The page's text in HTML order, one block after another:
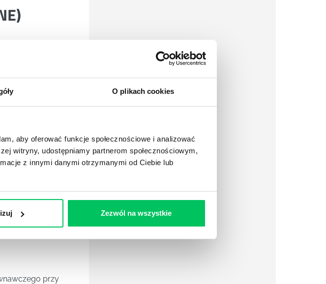
O plikach cookies
aby oferować funkcje społecznościowe i analizować
witryny, udostępniamy partnerom społecznościowym,
z innymi danymi otrzymanymi od Ciebie lub
Zezwól na wszystkie
)
z rozporządzenia i
grunty
Ocena wartości
inne (z
przy